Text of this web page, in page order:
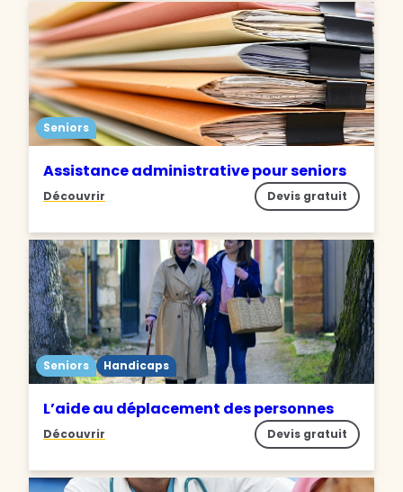
Seniors
Assistance administrative pour seniors
Découvrir Devis gratuit
Seniors Handicaps
L’aide au déplacement des personnes
Découvrir Devis gratuit